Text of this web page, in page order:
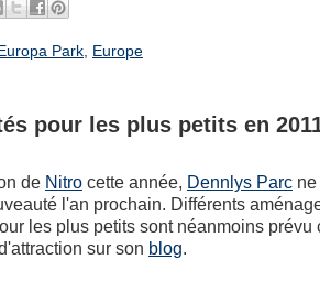
Park, Europe
pour les plus petits en
de Nitrocette année, Dennlys Parcne
l'an prochain. Différents
les plus petits sont néanmoins prévu
sur son blog